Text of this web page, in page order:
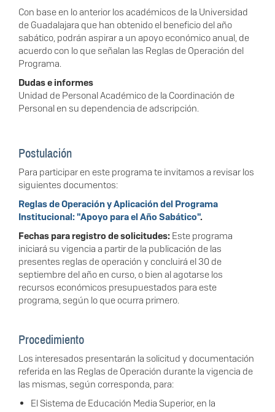
Con base en lo anterior los académicos de la Universidad
de Guadalajara que han obtenido el beneficio del año
sabático, podrán aspirar a un apoyo económico anual, de
acuerdo con lo que señalan las Reglas de Operación del
Programa.
Dudas e informes
Unidad de Personal Académico de la Coordinación de
Personal en su dependencia de adscripción.
Postulación
Para participar en este programa te invitamos a revisar los
siguientes documentos:
Reglas de Operación y Aplicación del Programa
Institucional: "Apoyo para el Año Sabático".
Fechas para registro de solicitudes: Este programa
iniciará su vigencia a partir de la publicación de las
presentes reglas de operación y concluirá el 30 de
septiembre del año en curso, o bien al agotarse los
recursos económicos presupuestados para este
programa, según lo que ocurra primero.
Procedimiento
Los interesados presentarán la solicitud y documentación
referida en las Reglas de Operación durante la vigencia de
las mismas, según corresponda, para:
El Sistema de Educación Media Superior, en la